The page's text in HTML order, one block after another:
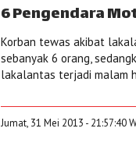
6 Pengendara
Korban tewas akibat
sebanyak 6 orang,
lakalantas terjadi malam
Jumat, 31 Mei 2013 - 21:57:40